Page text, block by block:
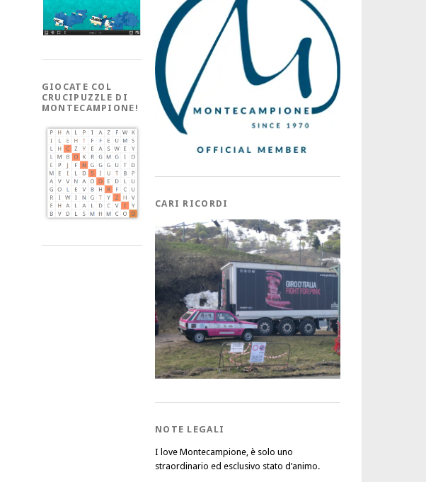
GIOCATE COL
CRUCIPUZZLE DI
MONTECAMPIONE!
CARI RICORDI
NOTE LEGALI
I love Montecampione, è solo uno
straordinario ed esclusivo stato d’animo.